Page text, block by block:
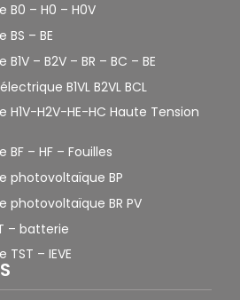
B0 – H0 – H0V
– BE
– B2V – BR – BC – BE
B1VL B2VL BCL
H2V-HE-HC Haute Tension
– HF – Fouilles
photovoltaïque BP
photovoltaïque BR PV
– batterie
– IEVE